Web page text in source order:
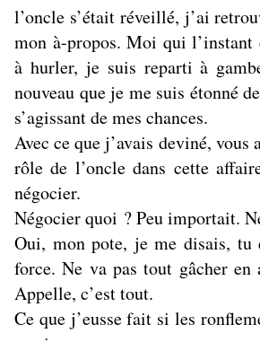
l’oncle s’était réveillé, j’ai
mon à-propos. Moi qui l’instant
à hurler, je suis reparti à
nouveau que je me suis étonné
s’agissant de mes chances.
Avec ce que j’avais deviné, vous
rôle de l’oncle dans cette
négocier.
Négocier quoi ? Peu importait.
Oui, mon pote, je me disais, tu
force. Ne va pas tout gâcher en
Appelle, c’est tout.
Ce que j’eusse fait si les